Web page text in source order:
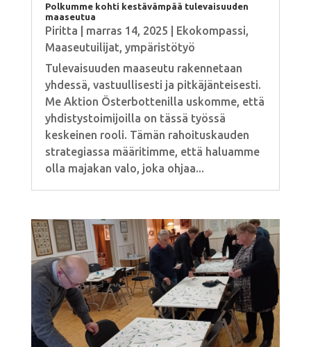
Polkumme kohti kestävämpää tulevaisuuden
maaseutua
Piritta marras 14, 2025 Ekokompassi,
Maaseutuilijat, ympäristötyö
Tulevaisuuden maaseutu rakennetaan
yhdessä, vastuullisesti ja pitkäjänteisesti.
Me Aktion Österbottenilla uskomme, että
yhdistystoimijoilla on tässä työssä
keskeinen rooli. Tämän rahoituskauden
strategiassa määritimme, että haluamme
olla majakan valo, joka ohjaa...